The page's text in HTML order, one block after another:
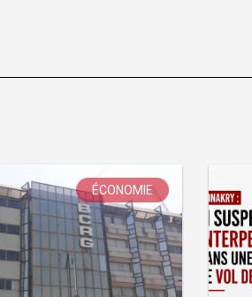
ÉCONOMIE